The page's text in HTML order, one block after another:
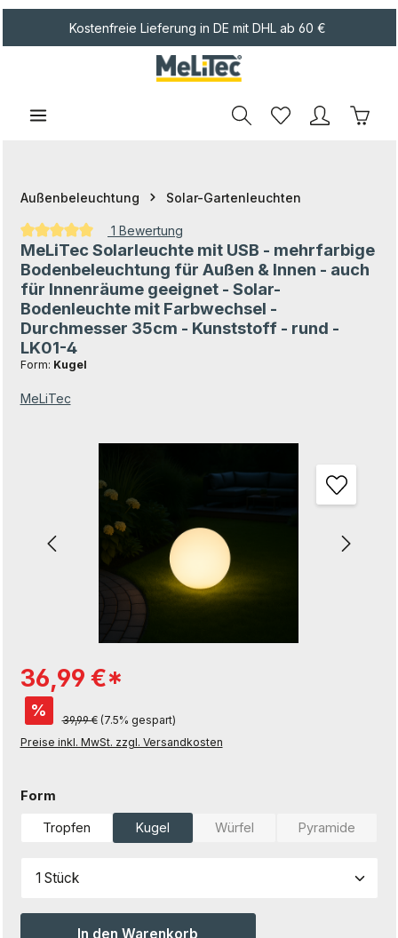
Kostenfreie Lieferung in DE mit DHL ab 60 €
Außenbeleuchtung Solar-Gartenleuchten
Durchschnittliche Bewertung von 5 von 5 Sternen
1 Bewertung
MeLiTec Solarleuchte mit USB - mehrfarbige
Bodenbeleuchtung für Außen & Innen - auch
für Innenräume geeignet - Solar-
Bodenleuchte mit Farbwechsel -
Durchmesser 35cm - Kunststoff - rund -
LK01-4
Form: Kugel
MeLiTec
36,99 €*
%
39,99 € (7.5% gespart)
Preise inkl. MwSt. zzgl. Versandkosten
Formauswählen
Tropfen Kugel Würfel
(Diese Option ist zurzeit nicht
Pyramide
Produkt Anzahl: Gib den gewünschten Wert ein
In den Warenkorb